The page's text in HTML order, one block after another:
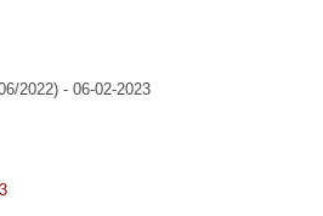
2022) - 06-02-2023